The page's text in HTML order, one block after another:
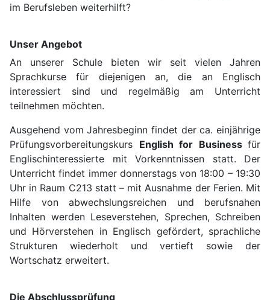
im Berufsleben weiterhilft?
Unser Angebot
An unserer Schule bieten wir seit vielen Jahren
Sprachkurse für diejenigen an, die an Englisch
interessiert sind und regelmäßig am Unterricht
teilnehmen möchten.
Ausgehend vom Jahresbeginn findet der ca. einjährige
Prüfungsvorbereitungskurs English for Business für
Englischinteressierte mit Vorkenntnissen statt. Der
Unterricht findet immer donnerstags von 18:00 – 19:30
Uhr in Raum C213 statt – mit Ausnahme der Ferien. Mit
Hilfe von abwechslungsreichen und berufsnahen
Inhalten werden Leseverstehen, Sprechen, Schreiben
und Hörverstehen in Englisch gefördert, sprachliche
Strukturen wiederholt und vertieft sowie der
Wortschatz erweitert.
Die Abschlussprüfung